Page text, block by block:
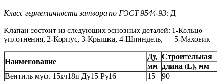
Класс герметичности затвора по ГОСТ 9544-93: Д
Клапан состоит из следующих основных деталей: 1-Кольцо
уплотнения, 2-Корпус, 3-Крышка, 4-Шпиндель, 5-Маховик
Наименование
Ду, Строительная
мм длина (L), мм
Вентиль муф. 15кч18п Ду15 Ру16
15
90